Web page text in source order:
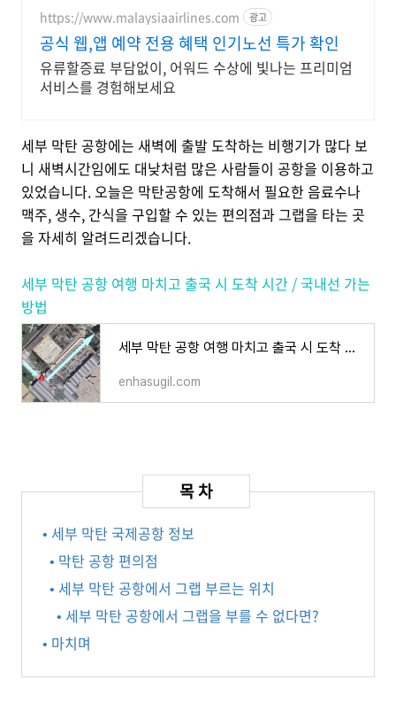
https://www.malaysiaairlines.com 광고
공식 웹,앱 예약 전용 혜택 인기노선 특가 확인
유류할증료 부담없이, 어워드 수상에 빛나는 프리미엄
서비스를 경험해보세요
세부 막탄 공항에는 새벽에 출발 도착하는 비행기가 많다 보
니 새벽시간임에도 대낮처럼 많은 사람들이 공항을 이용하고
있었습니다. 오늘은 막탄공항에 도착해서 필요한 음료수나
맥주, 생수, 간식을 구입할 수 있는 편의점과 그랩을 타는 곳
을 자세히 알려드리겠습니다.
세부 막탄 공항 여행 마치고 출국 시 도착 시간 / 국내선 가는
방법
세부 막탄 공항 여행 마치고 출국 시 도착 시간 / 국내선 가는 방법
enhasugil.com
• 세부 막탄 국제공항 정보
• 막탄 공항 편의점
• 세부 막탄 공항에서 그랩 부르는 위치
• 세부 막탄 공항에서 그랩을 부를 수 없다면?
• 마치며